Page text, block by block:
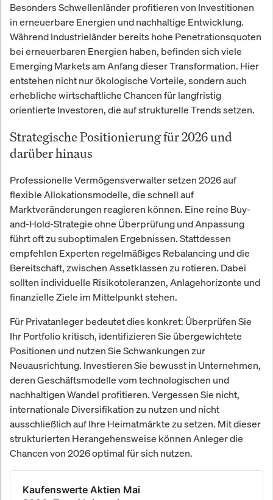
Besonders Schwellenländer profitieren von Investitionen
in erneuerbare Energien und nachhaltige Entwicklung.
Während Industrieländer bereits hohe Penetrationsquoten
bei erneuerbaren Energien haben, befinden sich viele
Emerging Markets am Anfang dieser Transformation. Hier
entstehen nicht nur ökologische Vorteile, sondern auch
erhebliche wirtschaftliche Chancen für langfristig
orientierte Investoren, die auf strukturelle Trends setzen.
Strategische Positionierung für 2026 und
darüber hinaus
Professionelle Vermögensverwalter setzen 2026 auf
flexible Allokationsmodelle, die schnell auf
Marktveränderungen reagieren können. Eine reine Buy-
and-Hold-Strategie ohne Überprüfung und Anpassung
führt oft zu suboptimalen Ergebnissen. Stattdessen
empfehlen Experten regelmäßiges Rebalancing und die
Bereitschaft, zwischen Assetklassen zu rotieren. Dabei
sollten individuelle Risikotoleranzen, Anlagehorizonte und
finanzielle Ziele im Mittelpunkt stehen.
Für Privatanleger bedeutet dies konkret: Überprüfen Sie
Ihr Portfolio kritisch, identifizieren Sie übergewichtete
Positionen und nutzen Sie Schwankungen zur
Neuausrichtung. Investieren Sie bewusst in Unternehmen,
deren Geschäftsmodelle vom technologischen und
nachhaltigen Wandel profitieren. Vergessen Sie nicht,
internationale Diversifikation zu nutzen und nicht
ausschließlich auf Ihre Heimatmärkte zu setzen. Mit dieser
strukturierten Herangehensweise können Anleger die
Chancen von 2026 optimal für sich nutzen.
Kaufenswerte Aktien Mai